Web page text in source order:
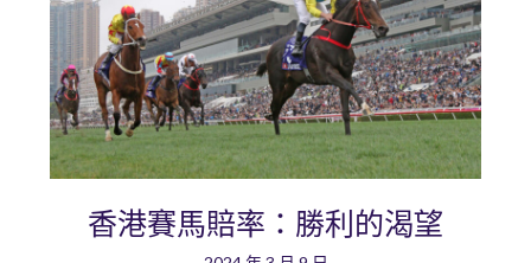
香港賽馬賠率：勝利的渴望